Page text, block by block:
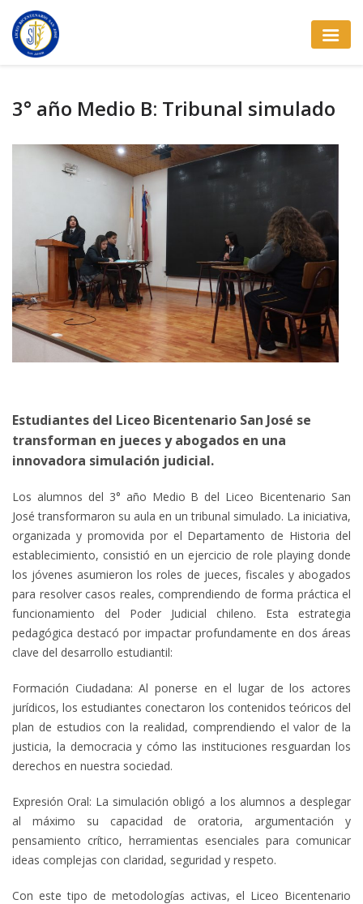
3° año Medio B: Tribunal simulado
Estudiantes del Liceo Bicentenario San José se
transforman en jueces y abogados en una
innovadora simulación judicial.
Los alumnos del 3° año Medio B del Liceo Bicentenario San
José transformaron su aula en un tribunal simulado. La iniciativa,
organizada y promovida por el Departamento de Historia del
establecimiento, consistió en un ejercicio de role playing donde
los jóvenes asumieron los roles de jueces, fiscales y abogados
para resolver casos reales, comprendiendo de forma práctica el
funcionamiento del Poder Judicial chileno. Esta estrategia
pedagógica destacó por impactar profundamente en dos áreas
clave del desarrollo estudiantil:
Formación Ciudadana: Al ponerse en el lugar de los actores
jurídicos, los estudiantes conectaron los contenidos teóricos del
plan de estudios con la realidad, comprendiendo el valor de la
justicia, la democracia y cómo las instituciones resguardan los
derechos en nuestra sociedad.
Expresión Oral: La simulación obligó a los alumnos a desplegar
al máximo su capacidad de oratoria, argumentación y
pensamiento crítico, herramientas esenciales para comunicar
ideas complejas con claridad, seguridad y respeto.
Con este tipo de metodologías activas, el Liceo Bicentenario